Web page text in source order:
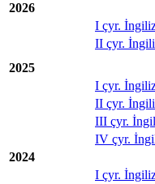
2026
I çyr.
II çyr.
2025
I çyr.
II çyr.
III çyr.
IV çyr.
2024
I çyr.